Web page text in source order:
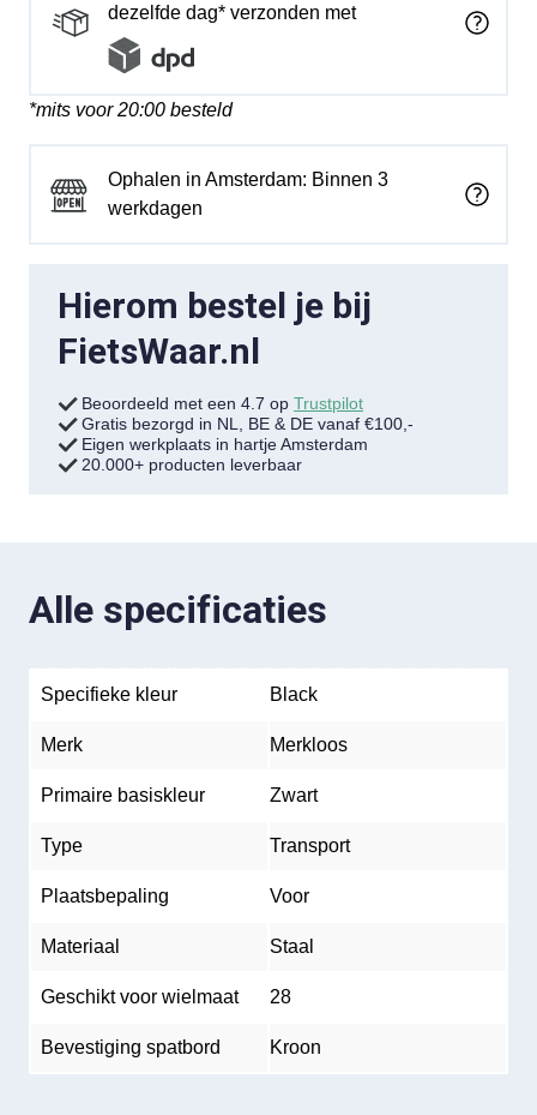
dezelfde dag* verzonden met
*mits voor 20:00 besteld
Ophalen in Amsterdam: Binnen 3
werkdagen
Hierom bestel je bij
FietsWaar.nl
Beoordeeld met een 4.7 op Trustpilot
Gratis bezorgd in NL, BE & DE vanaf €100,-
Eigen werkplaats in hartje Amsterdam
20.000+ producten leverbaar
Alle specificaties
Specifieke kleur Black
Merk Merkloos
Primaire basiskleur Zwart
Type Transport
Plaatsbepaling Voor
Materiaal Staal
Geschikt voor wielmaat 28
Bevestiging spatbord Kroon